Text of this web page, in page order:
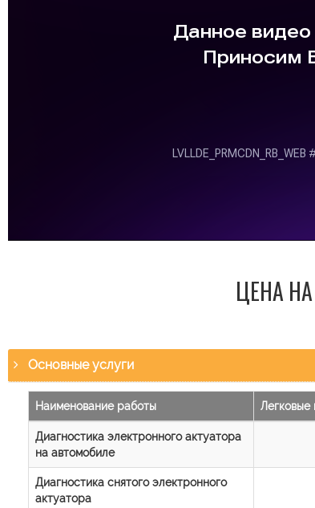
ЦЕНА
Основные услуги
Наименование работы Легковые
Диагностика электронного актуатора
на автомобиле
Диагностика снятого электронного
актуатора